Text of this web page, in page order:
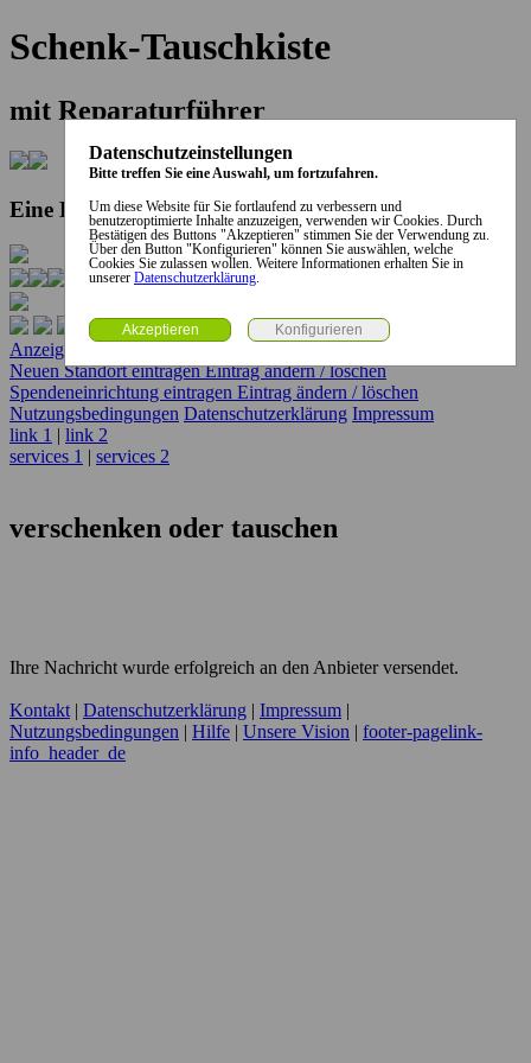
Schenk-Tauschkiste
mit Reparaturführer
Eine Kooperation der Stadt und des Landkreises...
Anzeige erstellen
Neuen Standort eintragenEintrag ändern / löschen
Spendeneinrichtung eintragen Eintrag ändern / löschen
Nutzungsbedingungen Datenschutzerklärung Impressum
link 1 | link 2
services 1 | services 2
verschenken oder tauschen
Ihre Nachricht wurde erfolgreich an den Anbieter versendet.
Kontakt| Datenschutzerklärung Impressum
Nutzungsbedingungen
Hilfe Unsere Vision
footer-pagelink-
info_header_de
Datenschutzeinstellungen
Bitte treffen Sie eine Auswahl, um fortzufahren.
Um diese Website für Sie fortlaufend zu verbessern und
benutzeroptimierte Inhalte anzuzeigen, verwenden wir Cookies. Durch
Bestätigen des Buttons "Akzeptieren" stimmen Sie der Verwendung zu.
Über den Button "Konfigurieren" können Sie auswählen, welche
Cookies Sie zulassen wollen. Weitere Informationen erhalten Sie in
unserer Datenschutzerklärung.